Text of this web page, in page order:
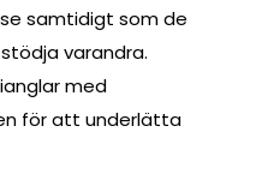
samtidigt som de
varandra.
med
för att underlätta